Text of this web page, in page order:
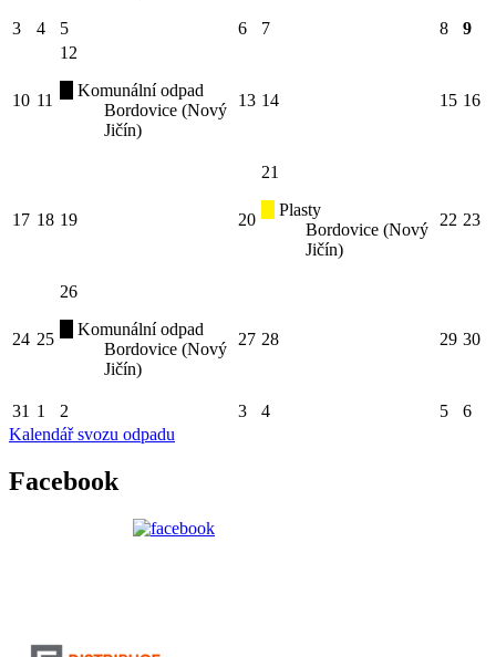
3 4 5 6 7 8 9
10 11
12
Komunální odpad
Bordovice (Nový
Jičín)
13 14 15 16
17 18 19 20
21
Plasty
Bordovice (Nový
Jičín)
22 23
24 25
26
Komunální odpad
Bordovice (Nový
Jičín)
27 28 29 30
31 1 2 3 4 5
6
Kalendář svozu odpadu
Facebook